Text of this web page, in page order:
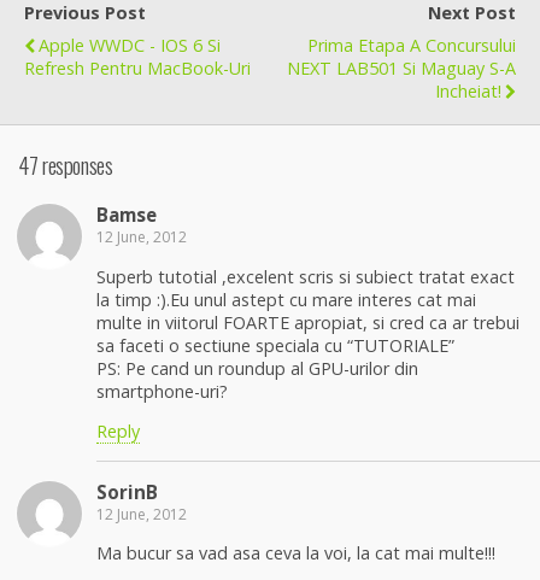
Previous Post
Apple WWDC - IOS 6 Si
Refresh Pentru MacBook-Uri
Next Post
Prima Etapa A Concursului
NEXT LAB501 Si Maguay S-A
Incheiat!
47 responses
Bamse
12 June, 2012
Superb tutotial ,excelent scris si subiect tratat exact
la timp :).Eu unul astept cu mare interes cat mai
multe in viitorul FOARTE apropiat, si cred ca ar trebui
sa faceti o sectiune speciala cu “TUTORIALE”
PS: Pe cand un roundup al GPU-urilor din
smartphone-uri?
Reply
SorinB
12 June, 2012
Ma bucur sa vad asa ceva la voi, la cat mai multe!!!